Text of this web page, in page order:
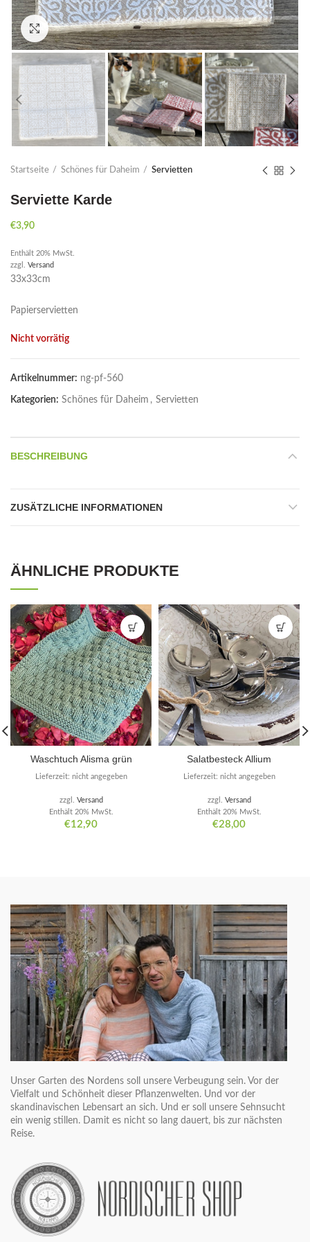
Click to enlarge
Startseite Schönes für Daheim Servietten
Serviette Karde
€3,90
Enthält 20% MwSt.
zzgl. Versand
33x33cm
Papierservietten
Nicht vorrätig
Artikelnummer: ng-pf-560
Kategorien: Schönes für Daheim , Servietten
BESCHREIBUNG
ZUSÄTZLICHE INFORMATIONEN
ÄHNLICHE PRODUKTE
Waschtuch Alisma grün
€12,90
Enthält 20% MwSt.
zzgl. Versand
Lieferzeit: nicht angegeben
Salatbesteck Allium
€28,00
Enthält 20% MwSt.
zzgl. Versand
Lieferzeit: nicht angegeben
Unser Garten des Nordens soll unsere Verbeugung sein. Vor der
Vielfalt und Schönheit dieser Pflanzenwelten. Und vor der
skandinavischen Lebensart an sich. Und er soll unsere Sehnsucht
ein wenig stillen. Damit es nicht so lang dauert, bis zur nächsten
Reise.